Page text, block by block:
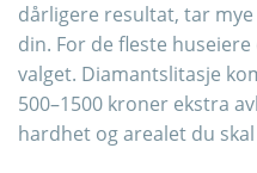
dårligere resultat, tar
din. For de fleste
valget. Diamantslitasje
500–1500 kroner ekstra
hardhet og arealet du skal